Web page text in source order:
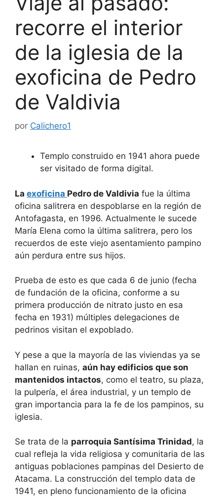
recorre el interior
de la iglesia de la
exoficina de Pedro
de Valdivia
por Calichero1
Templo construido en 1941 ahora puede
ser visitado de forma digital.
La exoficina Pedro de Valdivia fue la última
oficina salitrera en despoblarse en la región de
Antofagasta, en 1996. Actualmente le sucede
María Elena como la última salitrera, pero los
recuerdos de este viejo asentamiento pampino
aún perdura entre sus hijos.
Prueba de esto es que cada 6 de junio (fecha
de fundación de la oficina, conforme a su
primera producción de nitrato justo en esa
fecha en 1931) múltiples delegaciones de
pedrinos visitan el expoblado.
Y pese a que la mayoría de las viviendas ya se
hallan en ruinas, aún hay edificios que son
mantenidos intactos, como el teatro, su plaza,
la pulpería, el área industrial, y un templo de
gran importancia para la fe de los pampinos, su
iglesia.
Se trata de la parroquia Santísima Trinidad, la
cual refleja la vida religiosa y comunitaria de las
antiguas poblaciones pampinas del Desierto de
Atacama. La construcción del templo data de
1941, en pleno funcionamiento de la oficina